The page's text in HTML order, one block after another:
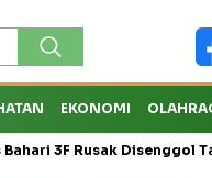
EKONOMI
Rusak Disenggol Tanker